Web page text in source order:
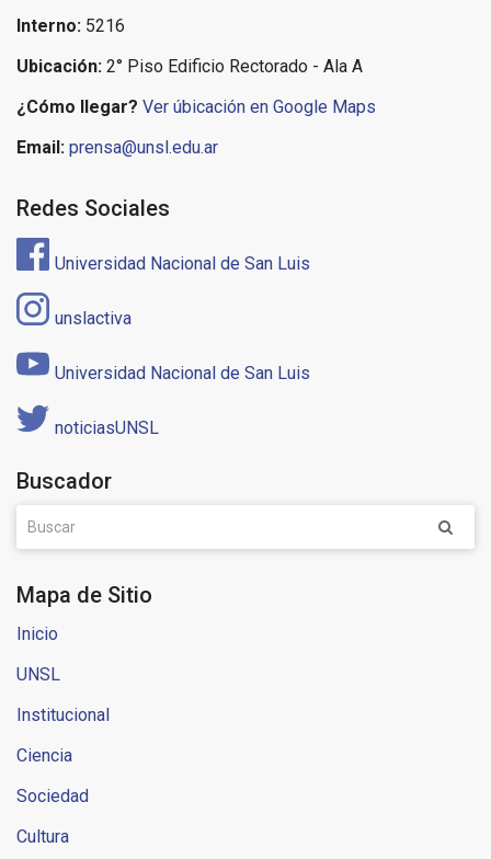
Interno: 5216
Ubicación: 2° Piso Edificio Rectorado - Ala A
¿Cómo llegar? Ver úbicación en Google Maps
Email: prensa@unsl.edu.ar
Redes Sociales
Universidad Nacional de San Luis
unslactiva
Universidad Nacional de San Luis
noticiasUNSL
Buscador
Mapa de Sitio
Inicio
UNSL
Institucional
Ciencia
Sociedad
Cultura